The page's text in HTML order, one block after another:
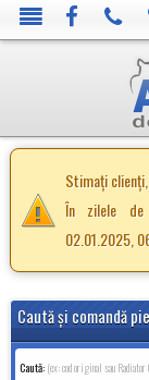
Stimați clienți,
În zilele de
02.01.2025,
Caută şi comandă
Caută: (ex: cod original sau